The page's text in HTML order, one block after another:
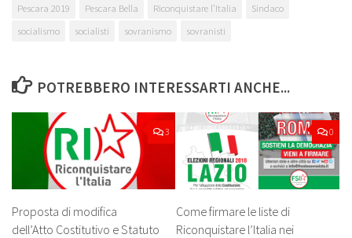
Pescara 2019
Pescara Bella Riconquistare l’Italia
Sindaco
socialismo
socialisti sovranismo sovranisti
POTREBBERO INTERESSARTI ANCHE...
3
Proposta di modifica
dell’Atto Costitutivo e Statuto
0
Come firmare le liste di
Riconquistare l’Italia nei